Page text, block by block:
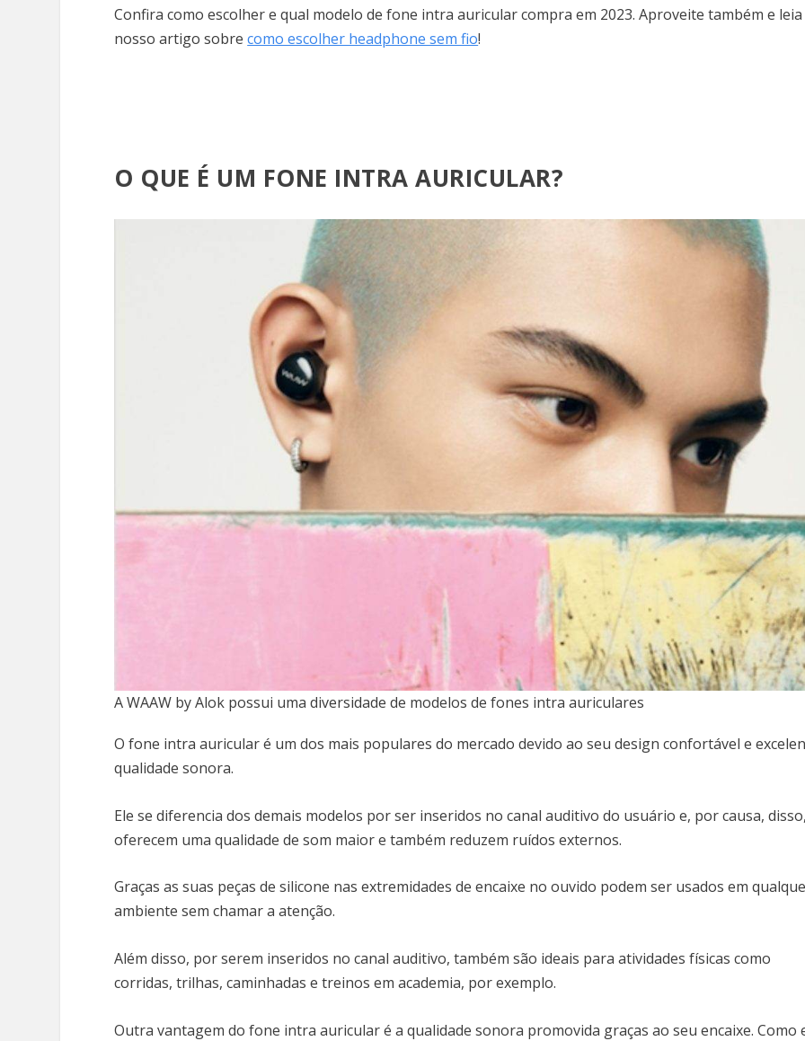
Confira como escolher e qual modelo de fone intra auricular compra em 2023. Aproveite também e leia
nosso artigo sobrecomo escolher headphone sem fio!
O QUE É UM FONE INTRA AURICULAR?
A WAAW by Alok possui uma diversidade de modelos de fones intra auriculares
O fone intra auricular é um dos mais populares do mercado devido ao seu design confortável e
qualidade sonora.
Ele se diferencia dos demais modelos por ser inseridos no canal auditivo do usuário e, por causa, disso,
oferecem uma qualidade de som maior e também reduzem ruídos externos.
Graças as suas peças de silicone nas extremidades de encaixe no ouvido podem ser usados em
ambiente sem chamar a atenção.
Além disso, por serem inseridos no canal auditivo, também são ideais para atividades físicas como
corridas, trilhas, caminhadas e treinos em academia, por exemplo.
Outra vantagem do fone intra auricular é a qualidade sonora promovida graças ao seu encaixe. Como